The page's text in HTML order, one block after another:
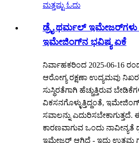
ಮತ್ತಷ್ಟು ಓದು
ಡ್ರೈ ಥರ್ಮಲ್ ಇಮೇಜರ್‌ಗಳು
ಇಮೇಜಿಂಗ್‌ನ ಭವಿಷ್ಯ ಏಕೆ
ನಿರ್ವಾಹಕರಿಂದ 2025-06-16
ಆರೋಗ್ಯ ರಕ್ಷಣಾ ಉದ್ಯಮವು
ಸುಸ್ಥಿರತೆಗಾಗಿ ಹೆಚ್ಚುತ್ತಿರುವ
ವಿಕಸನಗೊಳ್ಳುತ್ತಿದ್ದಂತೆ, ಇಮೇಜಿಂಗ್
ಸವಾಲನ್ನು ಎದುರಿಸಬೇಕಾಗುತ್ತದೆ.
ಕಾರಣವಾಗುವ ಒಂದು
ಇಮೇಜರ್ ಆಗಿದೆ - ಇದು ಉತ್ತಮ